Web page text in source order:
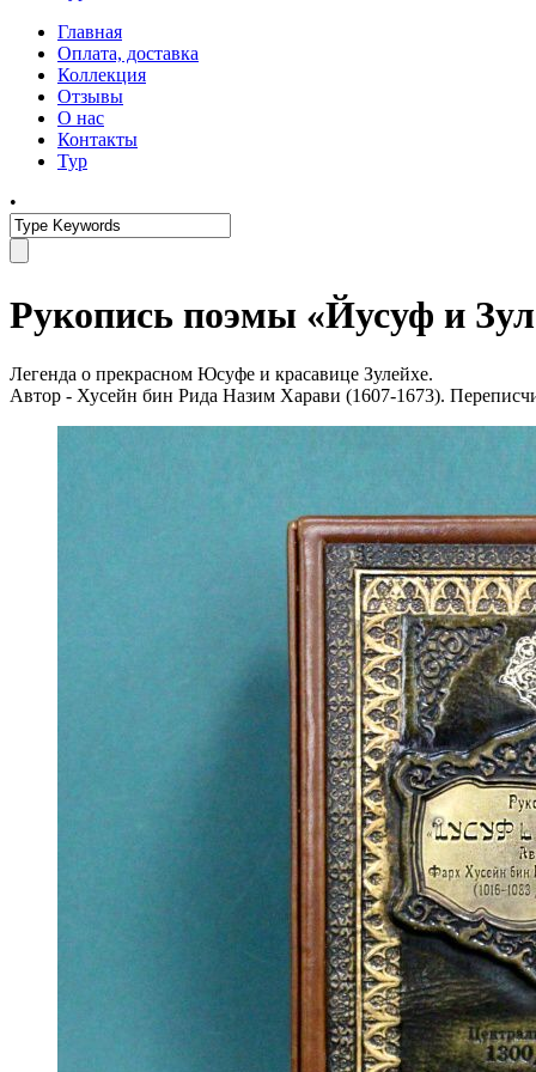
Главная
Оплата, доставка
Коллекция
Отзывы
О нас
Контакты
Тур
•
Рукопись поэмы «Йусуф и
Легенда о прекрасном Юсуфе и красавице Зулейхе.
Автор - Хусейн бин Рида Назим Харави (1607-1673).